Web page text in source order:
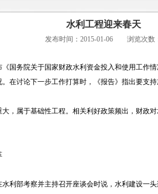
水利工程迎来春天
发布时间：2015-01-06 浏览次数
务院关于国家财政水利资金投入和使用工作
在讨论下一步工作打算时，《报告》指出要支持
，属于基础性工程。相关利好政策频出，财政
水利部考察并主持召开座谈会时说，水利建设一